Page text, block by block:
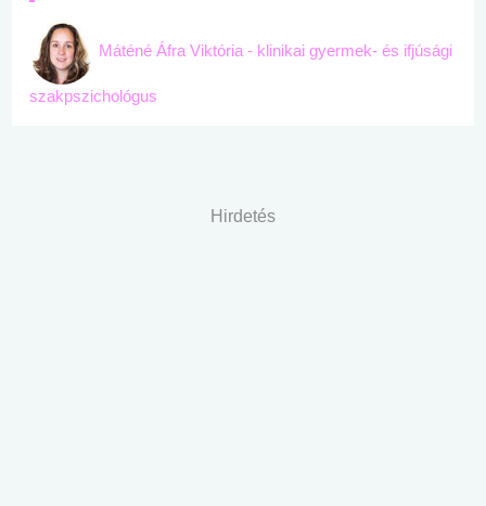
Máténé Áfra Viktória - klinikai gyermek- és ifjúsági
szakpszichológus
Hirdetés